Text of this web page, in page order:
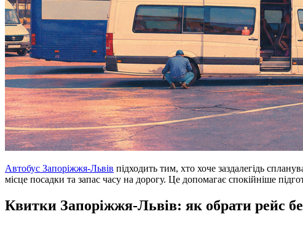
Автобус Запоріжжя-Львів підходить тим, хто хоче заздалегідь
місце посадки та запас часу на дорогу. Це допомагає спокійніше
Квитки Запоріжжя-Львів: як обрати рейс